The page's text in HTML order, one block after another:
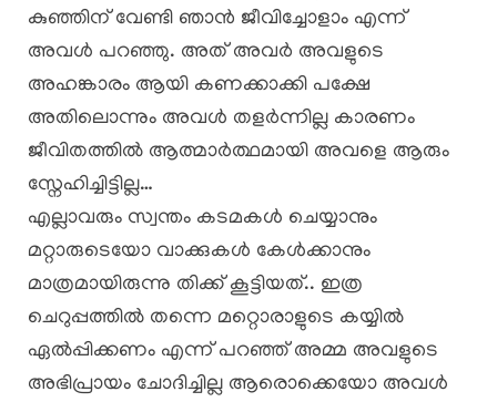
കുഞ്ഞിന് വേണ്ടി ഞാൻ ജീവിച്ചോളാം എന്ന്
അവൾ പറഞ്ഞു. അത് അവർ അവളുടെ
അഹങ്കാരം ആയി കണക്കാക്കി പക്ഷേ
അതിലൊന്നും അവൾ തളർന്നില്ല കാരണം
ജീവിതത്തിൽ ആത്മാർത്ഥമായി അവളെ ആരും
സ്നേഹിച്ചിട്ടില്ല…
എല്ലാവരും സ്വന്തം കടമകൾ ചെയ്യാനും
മറ്റാരുടെയോ വാക്കുകൾ കേൾക്കാനും
മാത്രമായിരുന്നു തിക്ക് കൂട്ടിയത്.. ഇത്ര
ചെറുപ്പത്തിൽ തന്നെ മറ്റൊരാളുടെ കയ്യിൽ
ഏൽപ്പിക്കണം എന്ന് പറഞ്ഞ് അമ്മ അവളുടെ
അഭിപ്രായം ചോദിച്ചില്ല ആരൊക്കെയോ അവൾ